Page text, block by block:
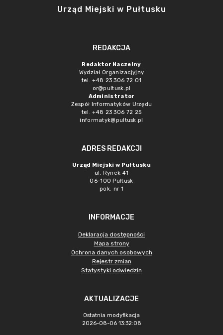
Urząd Miejski w Pułtusku
REDAKCJA
Redaktor Naczelny
Wydział Organizacjyjny
tel. +48 23 306 72 01
or@pultusk.pl
Administrator
Zespół Informatyków Urzędu
tel. +48 23 306 72 25
informatyk@pultusk.pl
ADRES REDAKCJI
Urząd Miejski w Pułtusku
ul. Rynek 41
06-100 Pułtusk
pok. nr 1
INFORMACJE
Deklaracja dostępności
Mapa strony
Ochrona danych osobowych
Rejestr zmian
Statystyki odwiedzin
AKTUALIZACJE
Ostatnia modyfikacja
2026-08-06 13:32:08